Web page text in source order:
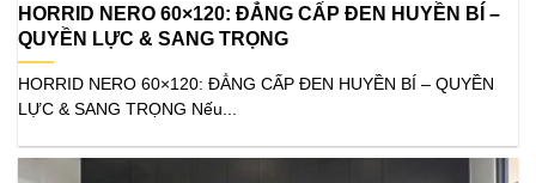
HORRID NERO 60×120: ĐẲNG CẤP ĐEN HUYỀN BÍ –
QUYỀN LỰC & SANG TRỌNG
HORRID NERO 60×120: ĐẲNG CẤP ĐEN HUYỀN BÍ – QUYỀN
LỰC & SANG TRỌNG Nếu...